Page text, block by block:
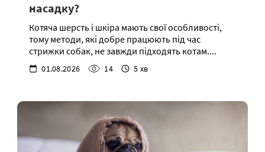
насадку?
Котяча шерсть і шкіра мають свої особливості,
тому методи, які добре працюють під час
стрижки собак, не завжди підходять котам....
01.08.2026 14 5 хв